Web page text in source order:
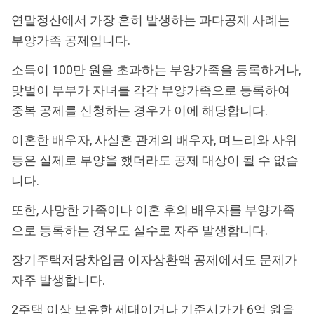
연말정산에서 가장 흔히 발생하는 과다공제 사례는
부양가족 공제입니다.
소득이 100만 원을 초과하는 부양가족을 등록하거나,
맞벌이 부부가 자녀를 각각 부양가족으로 등록하여
중복 공제를 신청하는 경우가 이에 해당합니다.
이혼한 배우자, 사실혼 관계의 배우자, 며느리와 사위
등은 실제로 부양을 했더라도 공제 대상이 될 수 없습
니다.
또한, 사망한 가족이나 이혼 후의 배우자를 부양가족
으로 등록하는 경우도 실수로 자주 발생합니다.
장기주택저당차입금 이자상환액 공제에서도 문제가
자주 발생합니다.
2주택 이상 보유한 세대이거나 기준시가가 6억 원을